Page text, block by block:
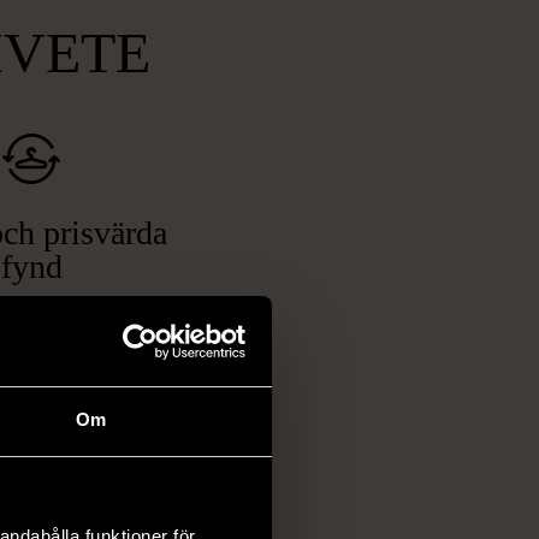
Om
prisvärda
fynd
kläder och möbler